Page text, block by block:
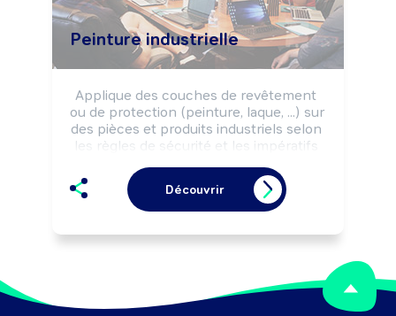
Peinture industrielle
Applique des couches de revêtement
ou de protection (peinture, laque, ...) sur
des pièces et produits industriels selon
les règles de sécurité et les impératifs
Peut coordonner une équipe.
Découvrir